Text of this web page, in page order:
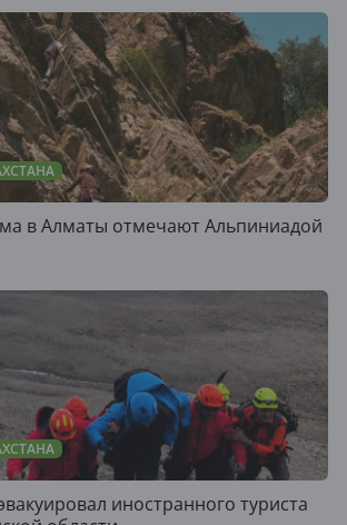
в Алматы отмечают Альпиниадой
иностранного туриста